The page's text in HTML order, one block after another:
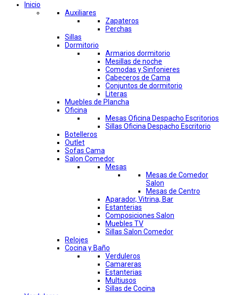
Inicio
Auxiliares
Zapateros
Perchas
Sillas
Dormitorio
Armarios dormitorio
Mesillas de noche
Comodas y Sinfonieres
Cabeceros de Cama
Conjuntos de dormitorio
Literas
Muebles de Plancha
Oficina
Mesas Oficina Despacho Escritorios
Sillas Oficina Despacho Escritorio
Botelleros
Outlet
Sofas Cama
Salon Comedor
Mesas
Mesas de Comedor
Salon
Mesas de Centro
Aparador, Vitrina, Bar
Estanterias
Composiciones Salon
Muebles TV
Sillas Salon Comedor
Relojes
Cocina y Baño
Verduleros
Camareras
Estanterias
Multiusos
Sillas de Cocina